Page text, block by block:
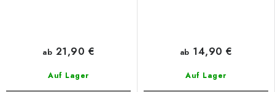
Auf Lager
ab 21,90 €
Auf Lager
ab 14,90 €